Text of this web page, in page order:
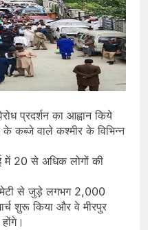
प्रदर्शन का आह्वान किये
के कब्जे वाले कश्मीर के विभिन्न
में 20 से अधिक लोगों की
से जुड़े लगभग 2,000
शुरू किया और वे मीरपुर